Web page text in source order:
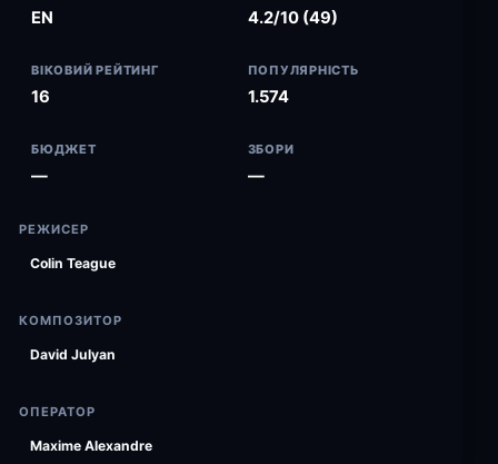
EN 4.2/10 (49)
ВІКОВИЙ РЕЙТИНГ
16
ПОПУЛЯРНІСТЬ
1.574
БЮДЖЕТ
—
ЗБОРИ
—
РЕЖИСЕР
Colin Teague
КОМПОЗИТОР
David Julyan
ОПЕРАТОР
Maxime Alexandre